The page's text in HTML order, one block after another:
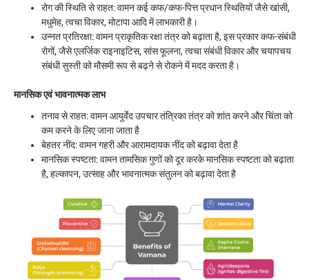
रोग की स्थिति से राहत: वामन कई कफ/कफ-पित्त प्रधान स्थितियों जैसे खांसी,
मधुमेह, त्वचा विकार, मोटापा आदि में लाभकारी है।
उन्नत प्रतिरक्षा: वामन प्राकृतिक रक्षा तंत्र को बढ़ाता है, इस प्रकार कफ-संबंधी
रोगों, जैसे एलर्जिक राइनाइटिस, सांस फूलना, त्वचा संबंधी विकार और चयापचय
संबंधी सुस्ती को मौसमी रूप से बढ़ने से रोकने में मदद करता है।
मानसिक एवं भावनात्मक लाभ
तनाव से राहत: वामन आयुर्वेद उपचार तंत्रिका तंत्र को शांत करने और चिंता को
कम करने के लिए जाना जाता है
बेहतर नींद: वामन गहरी और आरामदायक नींद को बढ़ावा देता है
मानसिक स्पष्टता: वामन तामसिक गुणों को दूर करके मानसिक स्पष्टता को बढ़ाता
है, हल्कापन, उत्साह और भावनात्मक संतुलन को बढ़ावा देता है